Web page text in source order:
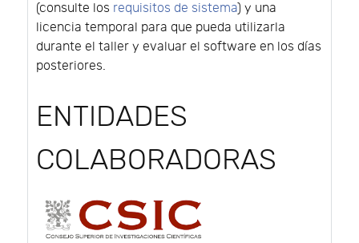
(consulte los requisitos de sistema) y una
licencia temporal para que pueda utilizarla
durante el taller y evaluar el software en los días
posteriores.
ENTIDADES
COLABORADORAS